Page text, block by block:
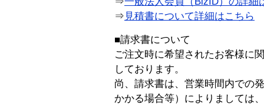
⇒ 見積書について詳細はこちら
■請求書について
ご注文時に希望されたお客様に
しております。
尚、請求書は、営業時間内での
かかる場合等）によりましては